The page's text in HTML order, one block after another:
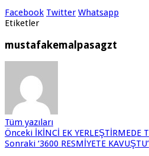
Facebook Twitter Whatsapp
Etiketler
mustafakemalpasagzt
Tüm yazıları
Önceki İKİNCİ EK
Sonraki ‘3600 RESMİYETE KAVUŞTU’